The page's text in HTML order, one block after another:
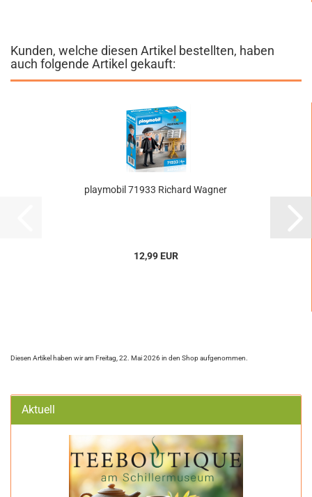
Kunden, welche diesen Artikel bestellten, haben
auch folgende Artikel gekauft:
playmobil 71933 Richard Wagner
12,99 EUR
Diesen Artikel haben wir am Freitag, 22. Mai 2026 in den Shop aufgenommen.
Aktuell